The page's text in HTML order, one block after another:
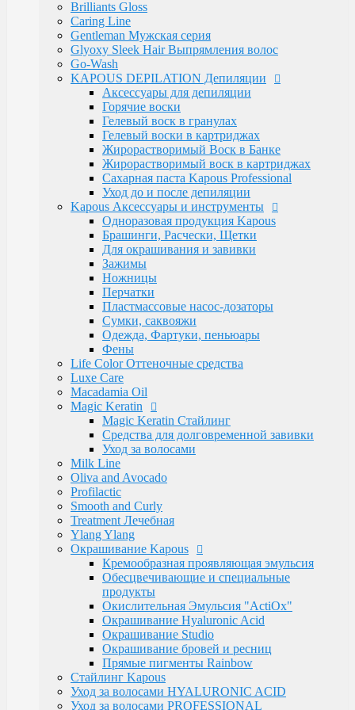
Luxe Care
Macadamia Oil
Magic Keratin
Magic Keratin Стайлинг
Средства для долговременной завивки
Уход за волосами
Milk Line
Oliva and Avocado
Profilactic
Smooth and Curly
Treatment Лечебная
Ylang Ylang
Окрашивание Kapous
Кремообразная проявляющая эмульсия
Обесцвечивающие и специальные продукты
Окислительная Эмульсия "ActiOx"
Окрашивание Hyaluronic Acid
Окрашивание Studio
Окрашивание бровей и ресниц
Прямые пигменты Rainbow
Стайлинг Kapous
Уход за волосами HYALURONIC ACID
Уход за волосами PROFESSIONAL
Средства для химической завивки волос
Краски для бровей и ресниц
Электротовары
Восконагреватели для депиляции
SELECTIVE PROFESSIONAL
Теги
memo Бальзам Бустер Воск
Для бороды Для мужчин Дозатор
Краски для
Крем после бритья Лак для волос
спрей
Лосьон Маска
Косметика Обесцвечивающий порошок
Эмульсия Паста для волос
маска
Укладка волос Флюид
волос
духи духимарфа защита волос
волос
концентрированныйпарфюм
волос
маска для волос мусс для
мыло парфюм парфюмерия парфюмернаявода
парфюмерия сильная фиксация спрей для волос
сыворотка термозащита фейдинг шампунь
фиксация
Бренды
Kapous Professional
Estel Professional
Matrix
Ollin Professional
Londa Professional
Brilliants Gloss
Caring Line
Gentleman Мужская серия
Glyoxy Sleek Hair Выпрямления волос
Go-Wash
KAPOUS DEPILATION Депиляции
Аксессуары для депиляции
Горячие воски
Гелевый воск в гранулах
Гелевый воски в картриджах
Жирорастворимый Воск в Банке
Жирорастворимый воск в картриджах
Сахарная паста Kapous Professional
Уход до и после депиляции
Kapous Аксессуары и инструменты
Одноразовая продукция Kapous
Брашинги, Расчески, Щетки
Для окрашивания и завивки
Зажимы
Ножницы
Перчатки
Пластмассовые насос-дозаторы
Сумки, саквояжи
Одежда, Фартуки, пеньюары
Фены
Life Color Оттеночные средства
Luxe Care
Macadamia Oil
Magic Keratin
Magic Keratin Стайлинг
Средства для долговременной завивки
Уход за волосами
Milk Line
Oliva and Avocado
Profilactic
Smooth and Curly
Treatment Лечебная
Ylang Ylang
Окрашивание Kapous
Кремообразная проявляющая эмульсия
Обесцвечивающие и специальные
продукты
Окислительная Эмульсия "ActiOx"
Окрашивание Hyaluronic Acid
Окрашивание Studio
Окрашивание бровей и ресниц
Прямые пигменты Rainbow
Стайлинг Kapous
Уход за волосами HYALURONIC ACID
Уход за волосами PROFESSIONAL